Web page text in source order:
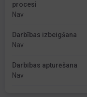
procesi
Nav
Darbības izbeigšana
Nav
Darbības apturēšana
Nav